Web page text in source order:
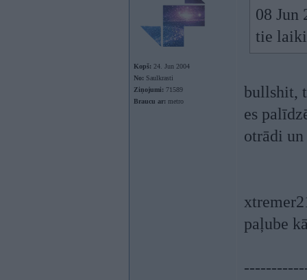
Kopš: 24. Jun 2004
No: Saulkrasti
Ziņojumi: 71589
Braucu ar: metro
08 Jun
tie
bullshit,
es
otrādi
paļube